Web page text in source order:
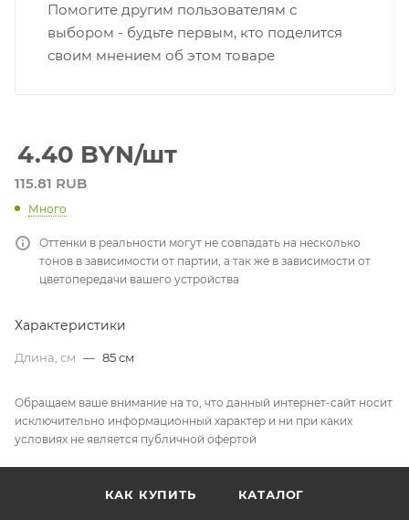
Помогите другим пользователям с
выбором - будьте первым, кто поделится
своим мнением об этом товаре
4.40 BYN/шт
115.81 RUB
Много
Оттенки в реальности могут не совпадать на несколько
тонов в зависимости от партии, а так же в зависимости от
цветопередачи вашего устройства
Характеристики
Длина, см — 85 см
Обращаем ваше внимание на то, что данный интернет-сайт носит
исключительно информационный характер и ни при каких
условиях не является публичной офертой
КАК КУПИТЬ КАТАЛОГ